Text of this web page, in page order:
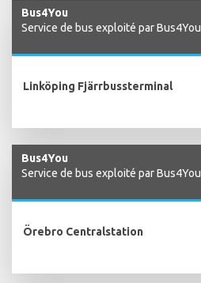
Bus4You
Service de bus exploité par Bus4You
Linköping Fjärrbussterminal
Bus4You
Service de bus exploité par Bus4You
Örebro Centralstation